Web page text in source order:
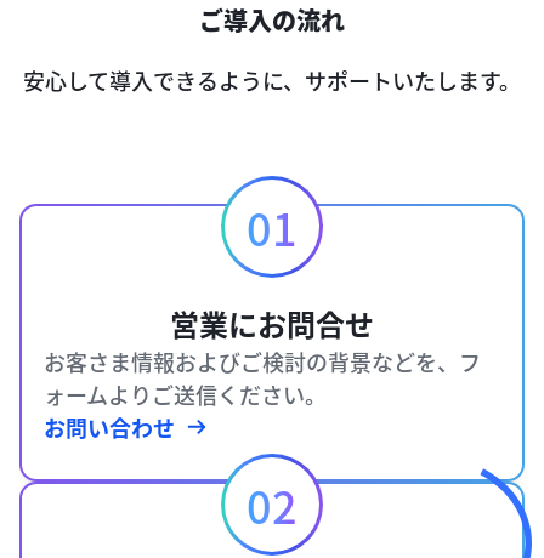
ご導入の流れ
安心して導入できるように、サポートいたします。
01
営業にお問合せ
お客さま情報およびご検討の背景などを、フ
ォームよりご送信ください。
お問い合わせ
02